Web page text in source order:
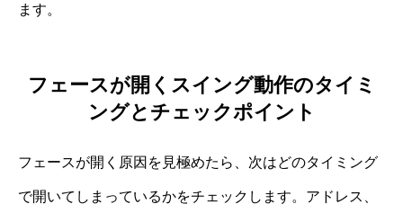
ます。
フェースが開くスイング動作のタイミ
ングとチェックポイント
フェースが開く原因を見極めたら、次はどのタイミング
で開いてしまっているかをチェックします。アドレス、